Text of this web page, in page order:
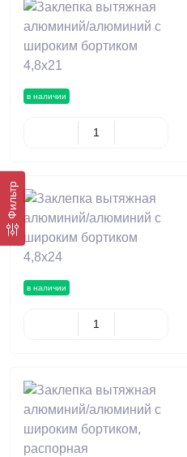
Фильтр
в наличии
в наличии